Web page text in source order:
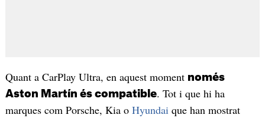
Quant a CarPlay Ultra, en aquest moment només
Aston Martín és compatible. Tot i que hi ha
marques com Porsche, Kia o Hyundaique han mostrat